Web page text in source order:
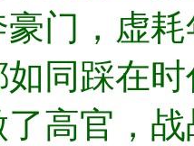
门，虚
同踩在
高官，